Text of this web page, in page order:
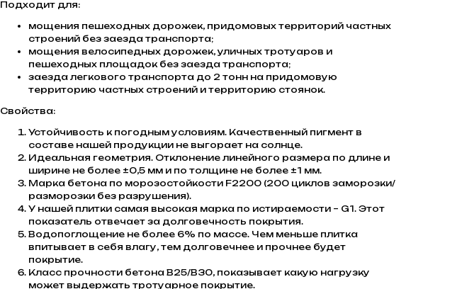
Подходит для:
мощения пешеходных дорожек, придомовых территорий частных
строений без заезда транспорта;
мощения велосипедных дорожек, уличных тротуаров и
пешеходных площадок без заезда транспорта;
заезда легкового транспорта до 2 тонн на придомовую
территорию частных строений и территорию стоянок.
Свойства:
Устойчивость к погодным условиям. Качественный пигмент в
составе нашей продукции не выгорает на солнце.
Идеальная геометрия. Отклонение линейного размера по длине и
ширине не более ±0,5 мм и по толщине не более ±1 мм.
Марка бетона по морозостойкости F2200 (200 циклов заморозки/
разморозки без разрушения).
У нашей плитки самая высокая марка по истираемости – G1. Этот
показатель отвечает за долговечность покрытия.
Водопоглощение не более 6% по массе. Чем меньше плитка
впитывает в себя влагу, тем долговечнее и прочнее будет
покрытие.
Класс прочности бетона В25/В30, показывает какую нагрузку
может выдержать тротуарное покрытие.